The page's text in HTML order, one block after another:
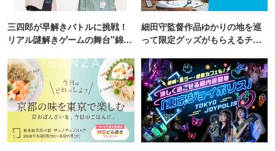
三四郎が早解きバトルに挑戦！
リアル謎解きゲームの舞台"錦糸
細田守監督作品ゆかりの地を巡
って限定グッズがもらえるチャ